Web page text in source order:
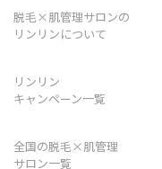
脱毛×肌管理サロンの
リンリンについて
リンリン
キャンペーン一覧
全国の脱毛×肌管理
サロン一覧